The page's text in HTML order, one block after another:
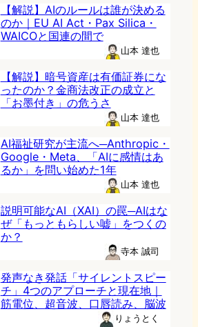
【解説】AIのルールは誰が決める
のか｜EU AI Act・Pax Silica・
WAICOと国連の間で
山本 達也
【解説】暗号資産は有価証券にな
ったのか？金商法改正の成立と
「お墨付き」の危うさ
山本 達也
AI福祉研究が主流へ─Anthropic・
Google・Meta、「AIに感情はあ
るか」を問い始めた1年
山本 達也
説明可能なAI（XAI）の罠─AIはな
ぜ「もっともらしい嘘」をつくの
か？
寺本 誠司
発声なき発話「サイレントスピー
チ」4つのアプローチと現在地｜
筋電位、超音波、口唇読み、脳波
りょうとく